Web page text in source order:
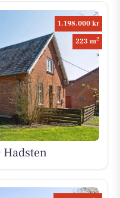
1.198.000 kr
223 m2
Hadsten